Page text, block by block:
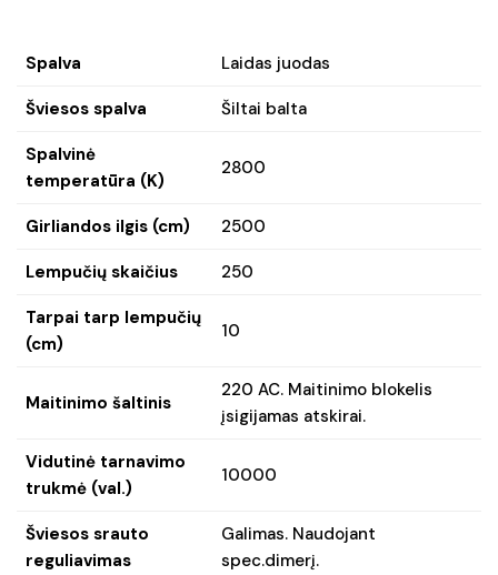
Spalva Laidas juodas
Šviesos spalva Šiltai balta
Spalvinė
temperatūra (K)
2800
Girliandos ilgis (cm) 2500
Lempučių skaičius 250
Tarpai tarp lempučių
(cm)
10
Maitinimo šaltinis
220 AC. Maitinimo blokelis
įsigijamas atskirai.
Vidutinė tarnavimo
trukmė (val.)
10000
Šviesos srauto
reguliavimas
Galimas. Naudojant
spec.dimerį.